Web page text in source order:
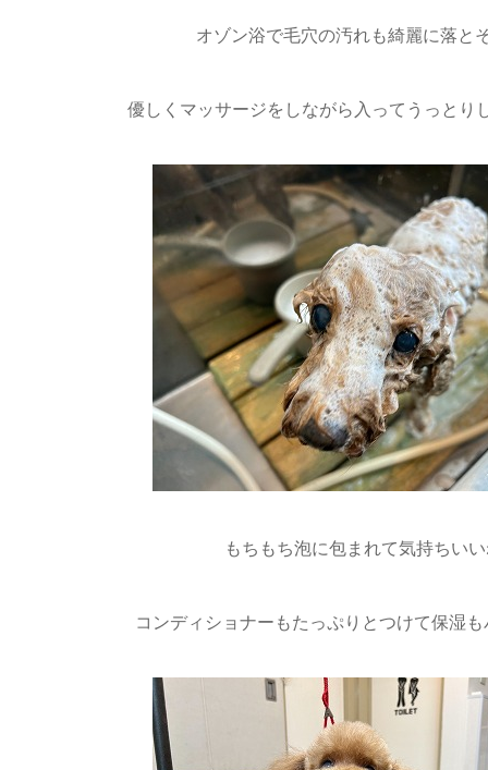
オゾン浴で毛穴の汚れも綺麗に落と
もちもち泡に包まれて気持ちい
コンディショナーもたっぷりとつけて保湿